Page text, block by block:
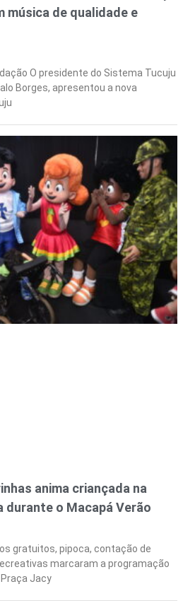
música de qualidade e
O presidente do Sistema Tucuju
Borges, apresentou a nova
anima criançada na
durante o Macapá Verão
gratuitos, pipoca, contação de
marcaram a programação
Jacy